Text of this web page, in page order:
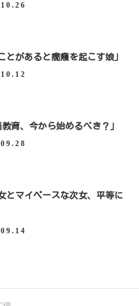
とがあると癇癪を起こす娘」
教育、今から始めるべき？」
とマイペースな次女、平等に